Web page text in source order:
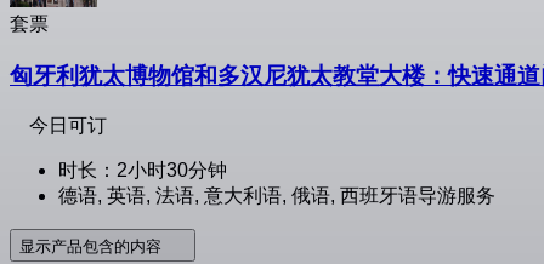
套票
匈牙利犹太博物馆和多汉尼犹太教堂大楼：快速通
今日可订
时长：2小时30分钟
德语, 英语, 法语, 意大利语, 俄语, 西班牙语导游服务
显示产品包含的内容